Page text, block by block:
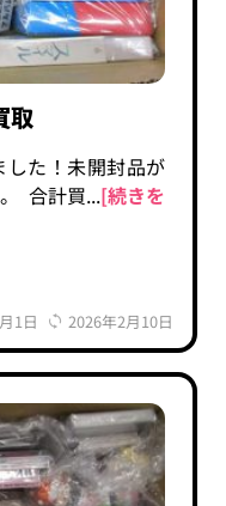
取
た！未開封品が
合計買...[続きを
1日 2026年2月10日